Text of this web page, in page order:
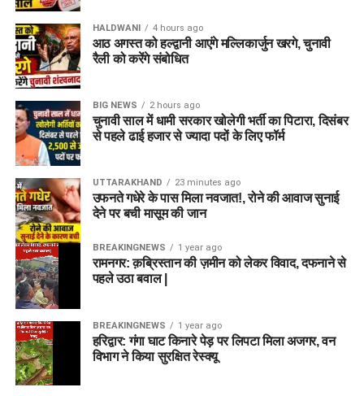
HALDWANI 4 hours ago
आठ अगस्त को हल्द्वानी आएंगे मल्लिकार्जुन खरगे, चुनावी
रैली को करेंगे संबोधित
BIG NEWS 2 hours ago
चुनावी साल में धामी सरकार खोलेगी भर्ती का पिटारा, दिसंबर
से पहले ढाई हजार से ज्यादा पदों के लिए फॉर्म
UTTARAKHAND 23 minutes ago
उफनते गधेरे के पास मिला नवजात!, रोने की आवाज सुनाई
देने पर बची मासूम की जान
BREAKINGNEWS 1 year ago
रामनगर: क़ब्रिस्तान की ज़मीन को लेकर विवाद, दफनाने से
पहले उठा बवाल |
BREAKINGNEWS 1 year ago
हरिद्वार: गंगा घाट किनारे पेड़ पर लिपटा मिला अजगर, वन
विभाग ने किया सुरक्षित रेस्क्यू